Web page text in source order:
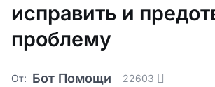
исправить и
проблему
От: Бот Помощи 22603